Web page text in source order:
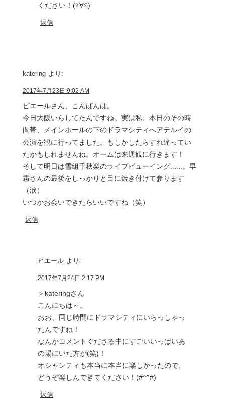
ください！(≧∀≦)
返信
katering より:
2017年7月23日 9:02 AM
ピエールさん、こんばんは。
今日大阪いらしてたんですね。実は私、本日のその時
間帯、メインホールの下のドラマシティへアテルイの
公演を観に行ってました。もしかしたらすれ違ってい
たかもしれませんね。オームは来週観に行きます！
そして明日は雪組千秋楽のライブビューイング......。早
霧さんの最後をしっかりと目に焼き付けて参ります
（涙）
いつかお会いできたらいいですね（笑）
返信
ピエール より:
2017年7月24日 2:17 PM
＞kateringさん
こんにちは～。
おお、同じ時間にドラマシティにいらっしゃっ
たんですね！
なんかコメントくださる中にすごいいっぱいあ
の場にいた方が(笑)！
オシャンティも本当に本当に楽しかったので、
どうぞ楽しんできてください！(#^^#)
返信